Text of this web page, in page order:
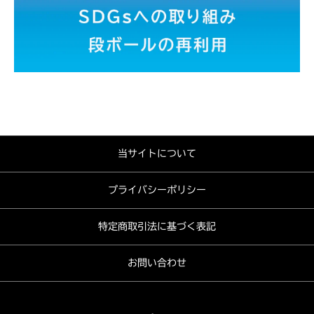
当サイトについて
プライバシーポリシー
特定商取引法に基づく表記
お問い合わせ